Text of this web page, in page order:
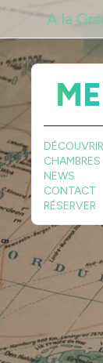
A la
DÉCOUVRIR
CHAMBRES
NEWS
CONTACT
RÉSERVER